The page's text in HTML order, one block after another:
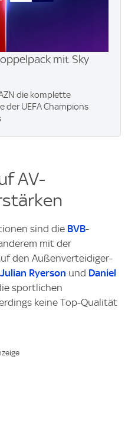
mit Sky
die komplette
der UEFA Champions
AV-
sind die BVB-
mit der
den Außenverteidiger-
Julian Ryerson und Daniel
sportlichen
keine Top-Qualität